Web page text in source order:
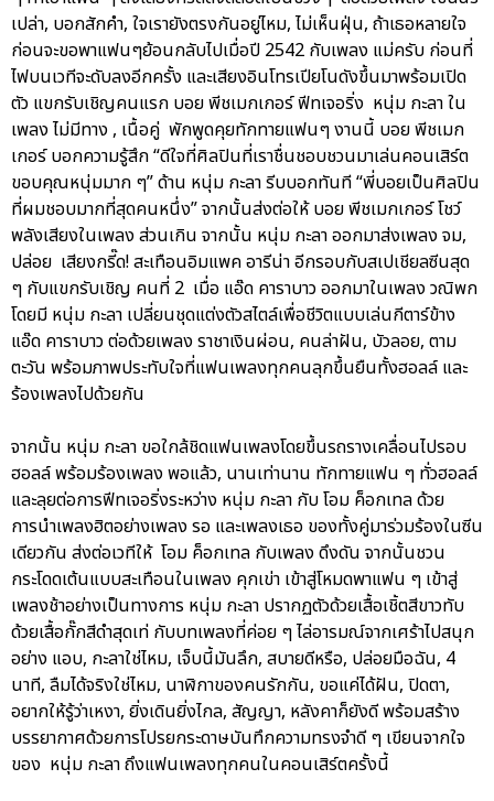
เปล่า, บอกสักคำ, ใจเรายังตรงกันอยู่ไหม, ไม่เห็นฝุ่น, ถ้าเธอหลายใจ
ก่อนจะขอพาแฟนๆย้อนกลับไปเมื่อปี 2542 กับเพลง แม่ครับ ก่อนที่
ไฟบนเวทีจะดับลงอีกครั้ง และเสียงอินโทรเปียโนดังขึ้นมาพร้อมเปิด
ตัว แขกรับเชิญคนแรก บอย พีชเมกเกอร์ ฟีทเจอริ่ง หนุ่ม กะลา ใน
เพลง ไม่มีทาง , เนื้อคู่ พักพูดคุยทักทายแฟนๆ งานนี้ บอย พีชเมก
เกอร์ บอกความรู้สึก “ดีใจที่ศิลปินที่เราชื่นชอบชวนมาเล่นคอนเสิร์ต
ขอบคุณหนุ่มมาก ๆ” ด้าน หนุ่ม กะลา รีบบอกทันที “พี่บอยเป็นศิลปิน
ที่ผมชอบมากที่สุดคนหนึ่ง” จากนั้นส่งต่อให้ บอย พีชเมกเกอร์ โชว์
พลังเสียงในเพลง ส่วนเกิน จากนั้น หนุ่ม กะลา ออกมาส่งเพลง จม,
ปล่อย เสียงกรี๊ด! สะเทือนอิมแพค อารีน่า อีกรอบกับสเปเชียลซีนสุด
ๆ กับแขกรับเชิญ คนที่ 2 เมื่อ แอ๊ด คาราบาว ออกมาในเพลง วณิพก
โดยมี หนุ่ม กะลา เปลี่ยนชุดแต่งตัวสไตล์เพื่อชีวิตแบบเล่นกีตาร์ข้าง
แอ๊ด คาราบาว ต่อด้วยเพลง ราชาเงินผ่อน, คนล่าฝัน, บัวลอย, ตาม
ตะวัน พร้อมภาพประทับใจที่แฟนเพลงทุกคนลุกขึ้นยืนทั้งฮอลล์ และ
ร้องเพลงไปด้วยกัน
จากนั้น หนุ่ม กะลา ขอใกล้ชิดแฟนเพลงโดยขึ้นรถรางเคลื่อนไปรอบ
ฮอลล์ พร้อมร้องเพลง พอแล้ว, นานเท่านาน ทักทายแฟน ๆ ทั่วฮอลล์
และลุยต่อการฟีทเจอริ่งระหว่าง หนุ่ม กะลา กับ โอม ค็อกเทล ด้วย
การนำเพลงฮิตอย่างเพลง รอ และเพลงเธอ ของทั้งคู่มาร่วมร้องในซีน
เดียวกัน ส่งต่อเวทีให้ โอม ค็อกเทล กับเพลง ดึงดัน จากนั้นชวน
กระโดดเต้นแบบสะเทือนในเพลง คุกเข่า เข้าสู่โหมดพาแฟน ๆ เข้าสู่
เพลงช้าอย่างเป็นทางการ หนุ่ม กะลา ปรากฏตัวด้วยเสื้อเชิ้ตสีขาวทับ
ด้วยเสื้อกั๊กสีดำสุดเท่ กับบทเพลงที่ค่อย ๆ ไล่อารมณ์จากเศร้าไปสนุก
อย่าง แอบ, กะลาใช่ไหม, เจ็บนี้มันลึก, สบายดีหรือ, ปล่อยมือฉัน, 4
นาที, ลืมได้จริงใช่ไหม, นาฬิกาของคนรักกัน, ขอแค่ได้ฝัน, ปิดตา,
อยากให้รู้ว่าเหงา, ยิ่งเดินยิ่งไกล, สัญญา, หลังคาก็ยังดี พร้อมสร้าง
บรรยากาศด้วยการโปรยกระดาษบันทึกความทรงจำดี ๆ เขียนจากใจ
ของ หนุ่ม กะลา ถึงแฟนเพลงทุกคนในคอนเสิร์ตครั้งนี้